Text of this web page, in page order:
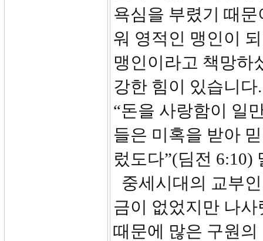
욕심을 부렸기 때
워 영적인 맹인이
맹인이라고 책망하
강한 힘이 있습니
“돈을 사랑함이 일
들은 미혹을 받아
렀도다”(딤전 6:10)
중세시대의 교부
금이 없었지만 나
때문에 많은 구원